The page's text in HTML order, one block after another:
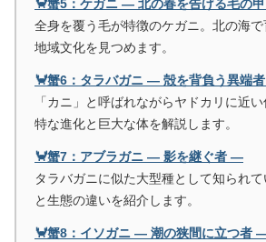
🦀蟹5：ケガニ ― 北の春を告げる毛の
全身を覆う毛が特徴のケガニ。北の海で
地域文化を見つめます。
🦀蟹6：タラバガニ ― 殻を背負う異端
「カニ」と呼ばれながらヤドカリに近
特な進化と巨大な体を解説します。
🦀蟹7：アブラガニ ― 影を継ぐ者 ―
タラバガニに似た大型種として知られ
と生態の違いを紹介します。
🦀蟹8：イソガニ ― 潮の狭間に立つ者